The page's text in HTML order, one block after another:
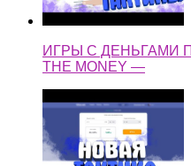
ИГРЫ С ДЕНЬГАМИ
THE MONEY —